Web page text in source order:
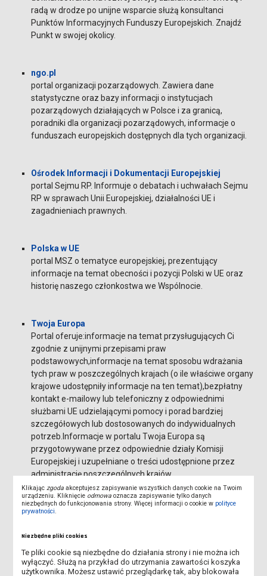
radą w drodze po unijne wsparcie służą konsultanci
Punktów Informacyjnych Funduszy Europejskich. Znajdź
Punkt w swojej okolicy.
ngo.pl
portal organizacji pozarządowych. Zawiera dane
statystyczne oraz bazy informacji o instytucjach
pozarządowych działających w Polsce i za granicą,
poradniki dla organizacji pozarządowych, informacje o
funduszach europejskich dostępnych dla tych organizacji.
Ośrodek Informacji i Dokumentacji Europejskiej
portal Sejmu RP. Informuje o debatach i uchwałach Sejmu
RP w sprawach Unii Europejskiej, działalności UE i
zagadnieniach prawnych.
Polska w UE
portal MSZ o tematyce europejskiej, prezentujący
informacje na temat obecności i pozycji Polski w UE oraz
historię naszego członkostwa we Wspólnocie.
Twoja Europa
Portal oferuje:informacje na temat przysługujących Ci
zgodnie z unijnymi przepisami praw
podstawowych,informacje na temat sposobu wdrażania
tych praw w poszczególnych krajach (o ile właściwe organy
krajowe udostępniły informacje na ten temat),bezpłatny
kontakt e-mailowy lub telefoniczny z odpowiednimi
służbami UE udzielającymi pomocy i porad bardziej
szczegółowych lub dostosowanych do indywidualnych
potrzeb.Informacje w portalu Twoja Europa są
przygotowywane przez odpowiednie działy Komisji
Europejskiej i uzupełniane o treści udostępnione przez
administrację poszczególnych krajów.
VET-Bib
największa kolekcja literatury z zakresu kształcenia
dokumentów, ponad 800 tys. opisów bibliograficznych.
Rozwoju Kształcenia Zawodowego).
Klikajączgoda akceptujesz zapisywanie wszystkich danych cookie na Twoim
urządzeniu. Kliknięcie odmowa oznacza zapisywanie tylko danych
niezbędnych do funkcjonowania strony. Więcej informacji o cookie w polityce
prywatności.
Niezbędne pliki cookies
Te pliki cookie są niezbędne do działania strony i nie można ich
wyłączyć. Służą na przykład do utrzymania zawartości koszyka
użytkownika. Możesz ustawić przeglądarkę tak, aby blokowała